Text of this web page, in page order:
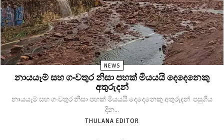
NEWS
නායයෑම් සහ ගංවතුර නිසා පහක් මියයයි දෙදෙනෙකු
අතුරුදන්
නායයෑම් සහ ගංවතුර නිසා පහක් මියයයි දෙදෙනෙකු අතුරුදන් පසුගිය
දින...
THULANA EDITOR